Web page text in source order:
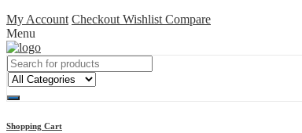
My Account Checkout Wishlist Compare
Menu
Shopping Cart